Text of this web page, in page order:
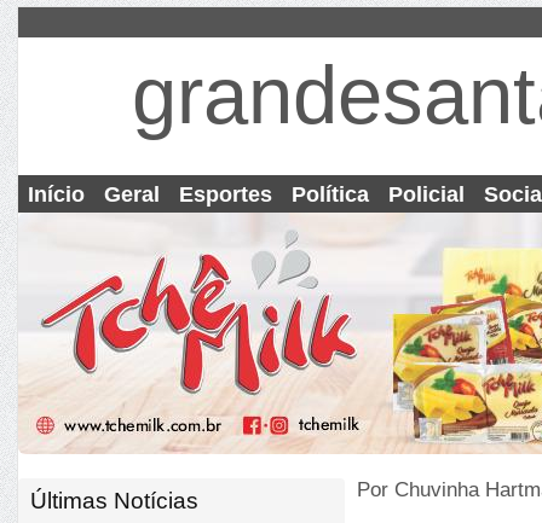
Início Geral Esportes Política Policial
Últimas Notícias Por Chuvinha